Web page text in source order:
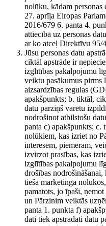
nolūku, kādam
27. aprīļa Eiropas
2016/679 6. panta 4.
attiecībā uz personas
ar ko atceļ Direktīvu 95/
Jūsu personas datu
ciktāl apstrāde ir
izglītības pakalpojumu
veiktu pasākumus pirms
aizsardzības regulas
apakšpunkts; b. tiktāl,
datu pārziņš varētu
nodrošinot atbilstošu
panta c) apakšpunkts; c.
nolūkiem, kas izriet no
interesēm, piemēram,
izvirzot prasības, kas
izglītības pakalpojumu
drošības
tiešā mārketinga
pamatots, jo īpaši,
un Pārzinim veiktās
panta 1. punkta f)
dati tiek apstrādāti datu